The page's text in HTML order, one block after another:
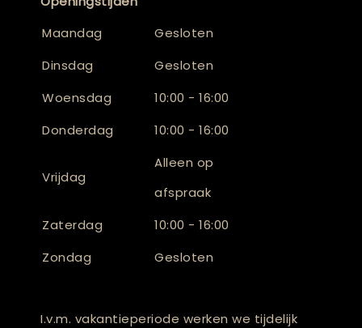
Maandag
Gesloten
Dinsdag
Gesloten
Woensdag
10:00 - 16:00
Donderdag
10:00 - 16:00
Vrijdag
Alleen op
afspraak
Zaterdag
10:00 - 16:00
Zondag
Gesloten
I.v.m. vakantieperiode werken we tijdelijk